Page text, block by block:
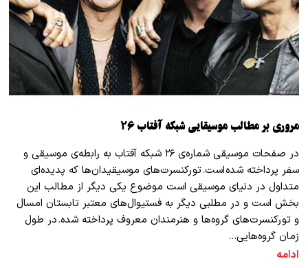
مروری بر مطالب موسیقایی شبکه آفتاب ۲۶
در صفحات موسیقی شماره‌ی ۲۶ شبکه آفتاب به رابطه‌ی موسیقی و
سفر پرداخته شده است. تورکنسرت‌های موسیقیدان‌ها که پدیده‌ای
متداول در دنیای موسیقی است موضوع یکی دیگر از مطالب این
بخش است و در مطلبی دیگر به فستیوال‌های معتبر تابستان امسال
و تورکنسرت‌های گروه‌ها و هنرمندان معروف پرداخته شده. در طول
زمان گروه‌هایی…
ادامه